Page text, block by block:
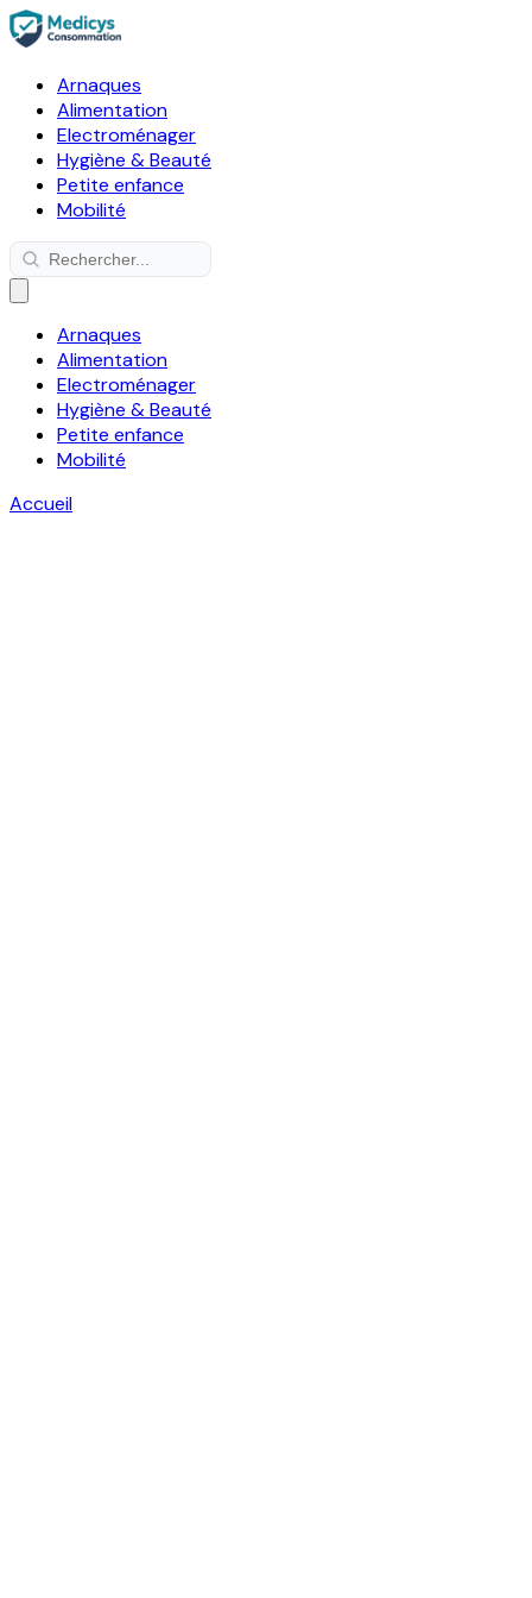
Arnaques
Alimentation
Electroménager
Hygiène & Beauté
Petite enfance
Mobilité
Arnaques
Alimentation
Electroménager
Hygiène & Beauté
Petite enfance
Mobilité
Accueil